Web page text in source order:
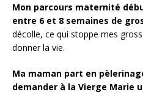
Mon parcours maternité
entre 6 et 8 semaines de
décolle, ce qui stoppe mes
donner la vie.
Ma maman part en
demander à la Vierge Marie